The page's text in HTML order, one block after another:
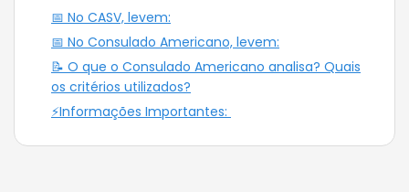
📅 No CASV, levem:
📅 No Consulado Americano, levem:
📝 O que o Consulado Americano analisa? Quais
os critérios utilizados?
⚡Informações Importantes: